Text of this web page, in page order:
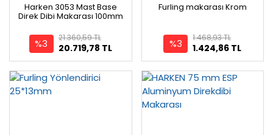
Harken 3053 Mast Base
Direk Dibi Makarası 100mm
%3 20.719,78 TL
21.360,59 TL
Furling makarası Krom
%3 1.424,86 TL
1.468,93 TL